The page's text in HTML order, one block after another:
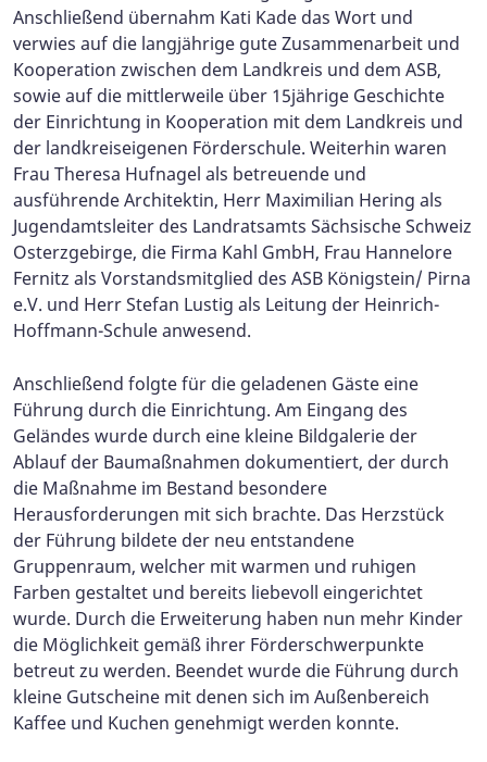
Anschließend übernahm Kati Kade das Wort und
verwies auf die langjährige gute Zusammenarbeit und
Kooperation zwischen dem Landkreis und dem ASB,
sowie auf die mittlerweile über 15jährige Geschichte
der Einrichtung in Kooperation mit dem Landkreis und
der landkreiseigenen Förderschule. Weiterhin waren
Frau Theresa Hufnagel als betreuende und
ausführende Architektin, Herr Maximilian Hering als
Jugendamtsleiter des Landratsamts Sächsische Schweiz
Osterzgebirge, die Firma Kahl GmbH, Frau Hannelore
Fernitz als Vorstandsmitglied des ASB Königstein/ Pirna
e.V. und Herr Stefan Lustig als Leitung der Heinrich-
Hoffmann-Schule anwesend.
Anschließend folgte für die geladenen Gäste eine
Führung durch die Einrichtung. Am Eingang des
Geländes wurde durch eine kleine Bildgalerie der
Ablauf der Baumaßnahmen dokumentiert, der durch
die Maßnahme im Bestand besondere
Herausforderungen mit sich brachte. Das Herzstück
der Führung bildete der neu entstandene
Gruppenraum, welcher mit warmen und ruhigen
Farben gestaltet und bereits liebevoll eingerichtet
wurde. Durch die Erweiterung haben nun mehr Kinder
die Möglichkeit gemäß ihrer Förderschwerpunkte
betreut zu werden. Beendet wurde die Führung durch
kleine Gutscheine mit denen sich im Außenbereich
Kaffee und Kuchen genehmigt werden konnte.